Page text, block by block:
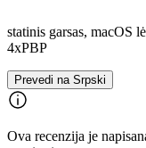
statinis garsas, macOS
4xPBP
Prevedi na Srpski
Ova recenzija je